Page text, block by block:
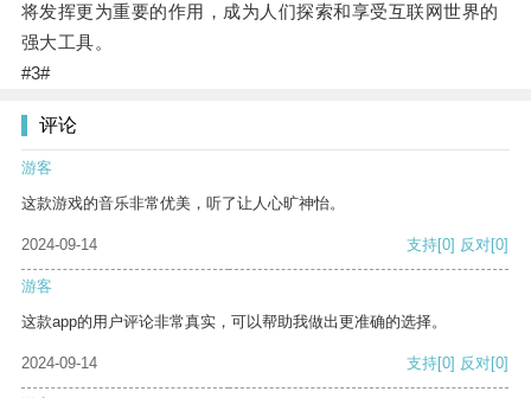
将发挥更为重要的作用，成为人们探索和享受互联网世界的
强大工具。
#3#
评论
游客
这款游戏的音乐非常优美，听了让人心旷神怡。
2024-09-14 支持[0] 反对[0]
游客
这款app的用户评论非常真实，可以帮助我做出更准确的选择。
2024-09-14 支持[0] 反对[0]